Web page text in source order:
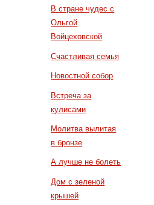
В стране чудес с
Ольгой
Войцеховской
Счастливая семья
Новостной собор
Встреча за
кулисами
Молитва вылитая
в бронзе
А лучше не болеть
Дом с зеленой
крышей